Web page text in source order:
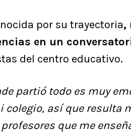
por su trayectoria,
en un
del centro educativo.
partió todo es muy
colegio, así que resulta
que me